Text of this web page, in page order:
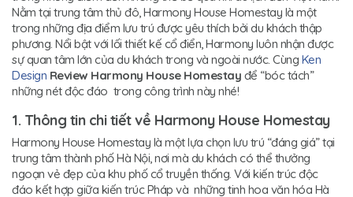
Nằm tại trung tâm thủ đô, Harmony House Homestay là một
trong những địa điểm lưu trú được yêu thích bởi du khách thập
phương. Nổi bật với lối thiết kế cổ điển, Harmony luôn nhận được
sự quan tâm lớn của du khách trong và ngoài nước. Cùng Ken
Design Review Harmony House Homestay để “bóc tách”
những nét độc đáo trong công trình này nhé!
1. Thông tin chi tiết về Harmony House Homestay
Harmony House Homestay là một lựa chọn lưu trú “đáng giá” tại
trung tâm thành phố Hà Nội, nơi mà du khách có thể thưởng
ngoạn vẻ đẹp của khu phố cổ truyền thống. Với kiến trúc độc
đáo kết hợp giữa kiến trúc Pháp và những tinh hoa văn hóa Hà